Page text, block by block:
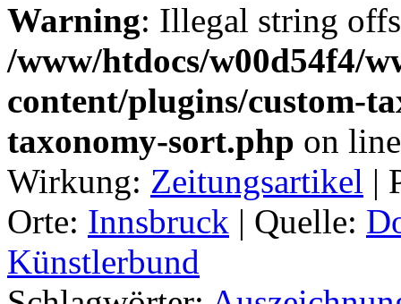
Warning: Illegal string
/www/htdocs/w00d54f4/
content/plugins/custom-
taxonomy-sort.php on
Wirkung: Zeitungsartikel |
Orte: Innsbruck | Quelle:
Künstlerbund